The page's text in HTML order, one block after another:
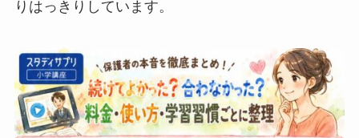
りはっきりしています。